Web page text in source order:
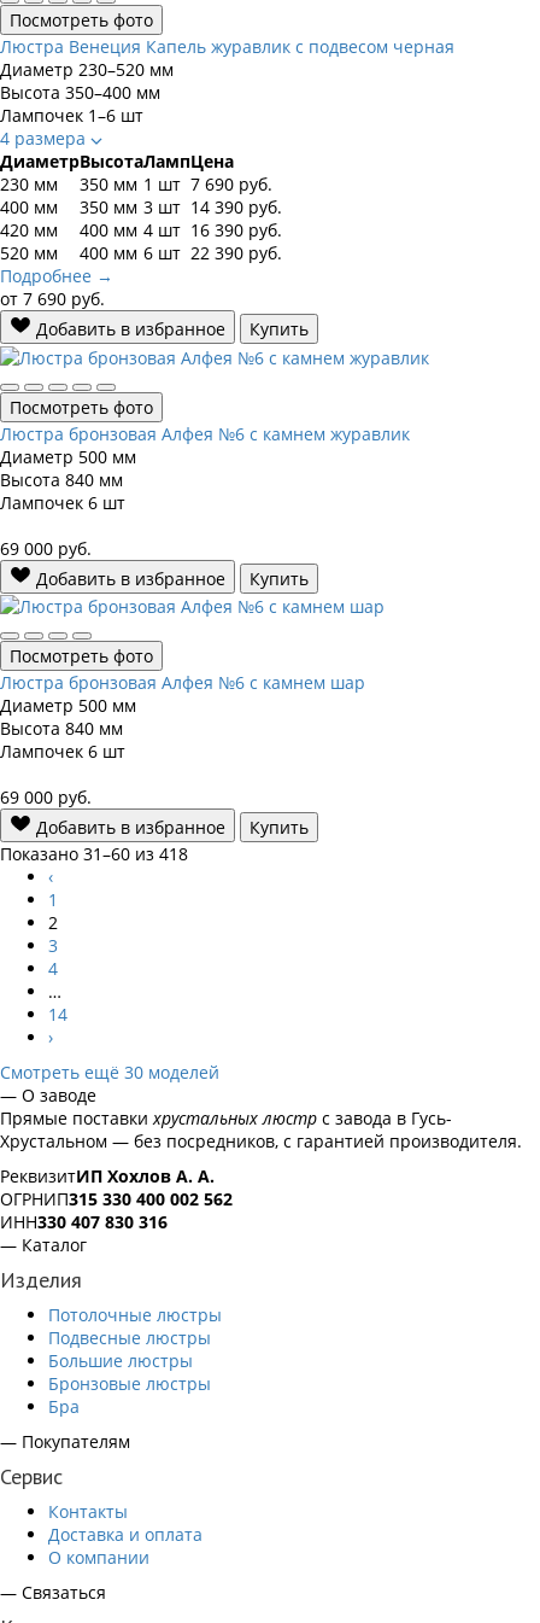
Посмотреть фото
Люстра Венеция Капель журавлик с подвесом черная
Диаметр 230–520 мм
Высота 350–400 мм
Лампочек 1–6 шт
4 размера
ДиаметрВысотаЛампЦена
230 мм
350 мм 1 шт 7 690 руб.
400 мм
350 мм 3 шт 14 390 руб.
420 мм
400 мм 4 шт 16 390 руб.
520 мм
400 мм 6 шт 22 390 руб.
Подробнее →
от 7 690 руб.
Добавить в избранное
Купить
Посмотреть фото
Люстра бронзовая Алфея №6 с камнем журавлик
Диаметр 500 мм
Высота 840 мм
Лампочек 6 шт
69 000 руб.
Добавить в избранное
Купить
Посмотреть фото
Люстра бронзовая Алфея №6 с камнем шар
Диаметр 500 мм
Высота 840 мм
Лампочек 6 шт
69 000 руб.
Добавить в избранное
Купить
Показано 31–60 из 418
‹
1
2
3
4
…
14
›
Смотреть ещё 30 моделей
— О заводе
Прямые поставкихрустальных люстр с завода в Гусь-
Хрустальном — без посредников, с гарантией производителя.
РеквизитИП Хохлов А. А.
ОГРНИП315 330 400 002 562
ИНН330 407 830 316
— Каталог
Изделия
Потолочные люстры
Подвесные люстры
Большие люстры
Бронзовые люстры
Бра
— Покупателям
Сервис
Контакты
Доставка и оплата
О компании
— Связаться